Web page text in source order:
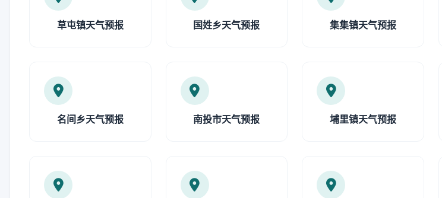
草屯镇天气预报 国姓乡天气预报 集集镇天气预报
名间乡天气预报 南投市天气预报 埔里镇天气预报